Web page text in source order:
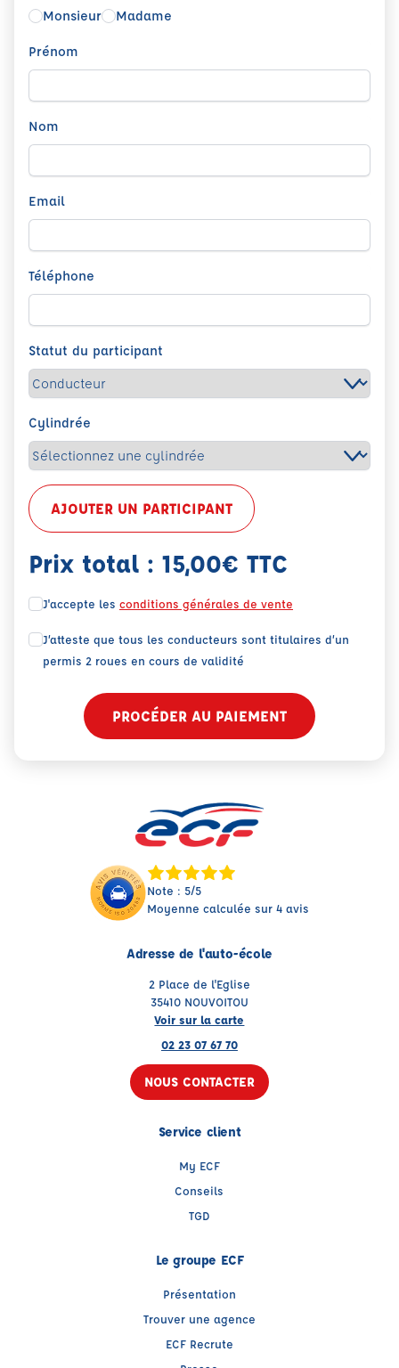
Monsieur Madame
Prénom
Nom
Email
Téléphone
Statut du participant
Cylindrée
AJOUTER UN PARTICIPANT
Prix total : 15,00€ TTC
J'accepte les conditions générales de vente
J’atteste que tous les conducteurs sont titulaires d’un
permis 2 roues en cours de validité
PROCÉDER AU PAIEMENT
Note : 5/5
Moyenne calculée sur 4 avis
Adresse de l'auto-école
2 Place de l'Eglise
35410 NOUVOITOU
Voir sur la carte
02 23 07 67 70
NOUS CONTACTER
Service client
My ECF
Conseils
TGD
Le groupe ECF
Présentation
Trouver une agence
ECF Recrute